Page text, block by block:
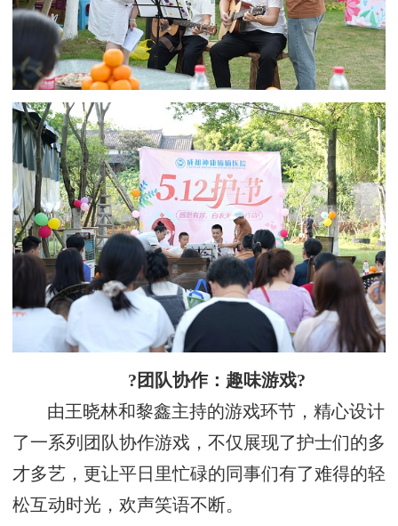
?团队协作：趣味游戏?
由王晓林和黎鑫主持的游戏环节，精心设计
了一系列团队协作游戏，不仅展现了护士们的多
才多艺，更让平日里忙碌的同事们有了难得的轻
松互动时光，欢声笑语不断。